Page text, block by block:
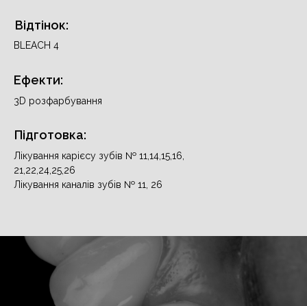
BLEACH 4
Відтінок:
3D розфарбування
Лікування карієсу зубів № 11,14,15,16,
21,22,24,25,26
Лікування каналів зубів № 11, 26
Ефекти:
Підготовка: